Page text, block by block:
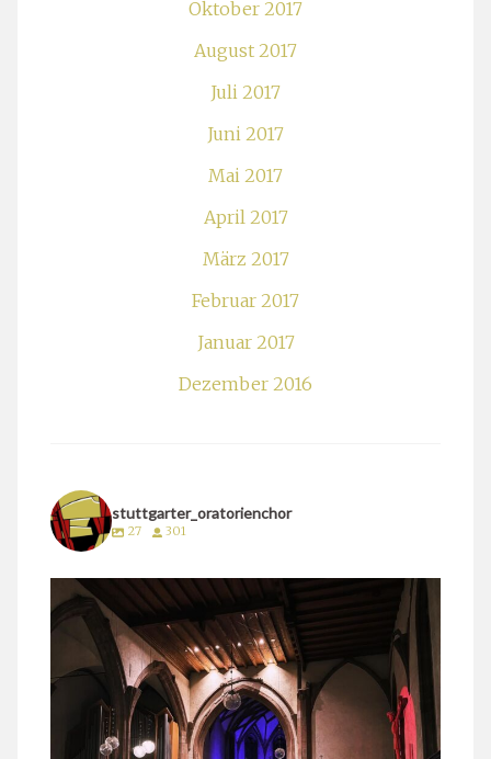
Oktober 2017
August 2017
Juli 2017
Juni 2017
Mai 2017
April 2017
März 2017
Februar 2017
Januar 2017
Dezember 2016
stuttgarter_oratorienchor
27 301
stuttgarter_oratorienchor
März 24